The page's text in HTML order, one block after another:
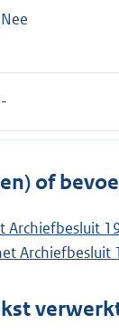
Nee
of
Archiefbesluit
Archiefbesluit